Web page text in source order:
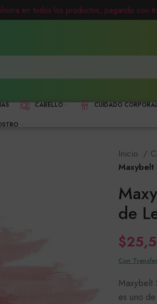
CABELLO CUIDADO
Inicio
Maxybelt
de
$
Con
Maxybelt
es uno
en todos los productos, pagando con